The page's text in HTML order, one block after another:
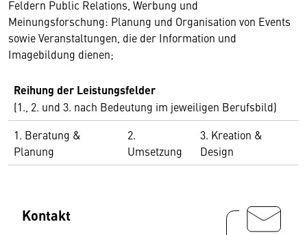
Feldern Public Relations, Werbung und
Meinungsforschung: Planung und Organisation von Events
sowie Veranstaltungen, die der Information und
Imagebildung dienen;
Reihung der Leistungsfelder
(1., 2. und 3. nach Bedeutung im jeweiligen Berufsbild)
1. Beratung &
Planung
2.
Umsetzung
3. Kreation &
Design
Kontakt